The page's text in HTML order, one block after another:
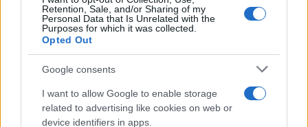
Retention, Sale, and/or Sharing of my
Personal Data that Is Unrelated with the
Purposes for which it was collected.
Opted Out
Google consents
I want to allow Google to enable storage
related to advertising like cookies on web or
device identifiers in apps.